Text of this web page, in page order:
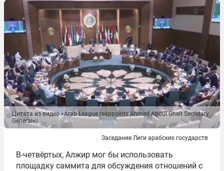
Цитата из видео «Arab League reappoints Ahmed Aboul Gheit Secretary
General»
Заседание Лиги арабских государств
В-четвёртых, Алжир мог бы использовать
площадку саммита для обсуждения отношений с